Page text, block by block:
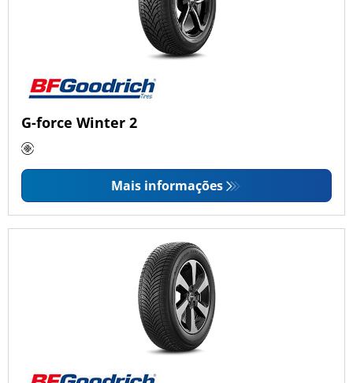
G-force Winter 2
Mais informações